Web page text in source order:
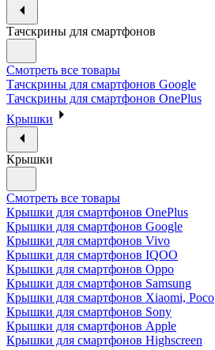
Тачскрины для смартфонов
Смотреть все товары
Тачскрины для смартфонов Google
Тачскрины для смартфонов OnePlus
Крышки
Крышки
Смотреть все товары
Крышки для смартфонов OnePlus
Крышки для смартфонов Google
Крышки для смартфонов Vivo
Крышки для смартфонов IQOO
Крышки для смартфонов Oppo
Крышки для смартфонов Samsung
Крышки для смартфонов Xiaomi, Poco
Крышки для смартфонов Sony
Крышки для смартфонов Apple
Крышки для смартфонов Highscreen